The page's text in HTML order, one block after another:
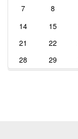
7
8
14
15
21
22
28
29